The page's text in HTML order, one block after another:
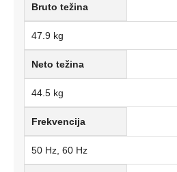
Bruto težina
47.9 kg
Neto težina
44.5 kg
Frekvencija
50 Hz, 60 Hz